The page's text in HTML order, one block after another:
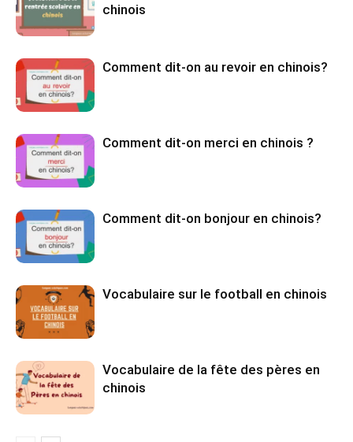
chinois
Comment dit-on au revoir en chinois?
Comment dit-on merci en chinois ?
Comment dit-on bonjour en chinois?
Vocabulaire sur le football en chinois
Vocabulaire de la fête des pères en
chinois